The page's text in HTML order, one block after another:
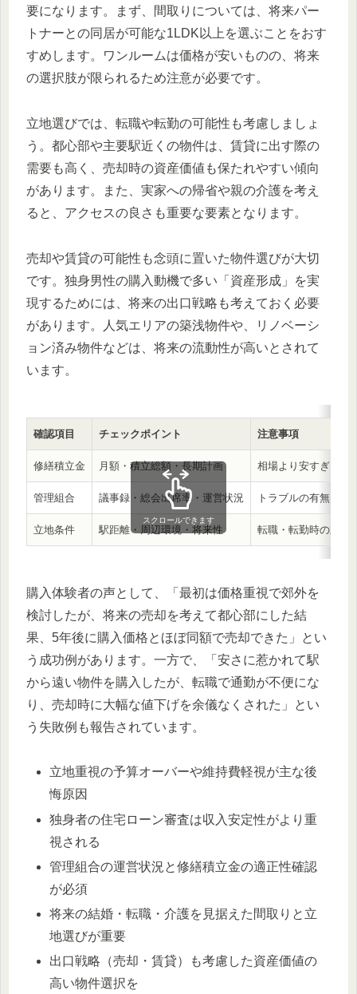
要になります。まず、間取りについては、将来パー
トナーとの同居が可能な1LDK以上を選ぶことをおす
すめします。ワンルームは価格が安いものの、将来
の選択肢が限られるため注意が必要です。
立地選びでは、転職や転勤の可能性も考慮しましょ
う。都心部や主要駅近くの物件は、賃貸に出す際の
需要も高く、売却時の資産価値も保たれやすい傾向
があります。また、実家への帰省や親の介護を考え
ると、アクセスの良さも重要な要素となります。
売却や賃貸の可能性も念頭に置いた物件選びが大切
です。独身男性の購入動機で多い「資産形成」を実
現するためには、将来の出口戦略も考えておく必要
があります。人気エリアの築浅物件や、リノベーシ
ョン済み物件などは、将来の流動性が高いとされて
います。
確認項目 チェックポイント 注意事項
修繕積立金 月額・積立総額・長期計画 相場より安すぎる場
管理組合 議事録・総会出席率・運営状況 トラブルの有無を事
立地条件 駅距離・周辺環境・将来性 転職・転勤時の対応
スクロールできます
購入体験者の声として、「最初は価格重視で郊外を
検討したが、将来の売却を考えて都心部にした結
果、5年後に購入価格とほぼ同額で売却できた」とい
う成功例があります。一方で、「安さに惹かれて駅
から遠い物件を購入したが、転職で通勤が不便にな
り、売却時に大幅な値下げを余儀なくされた」とい
う失敗例も報告されています。
立地重視の予算オーバーや維持費軽視が主な後
悔原因
独身者の住宅ローン審査は収入安定性がより重
視される
管理組合の運営状況と修繕積立金の適正性確認
が必須
将来の結婚・転職・介護を見据えた間取りと立
地選びが重要
出口戦略（売却・賃貸）も考慮した資産価値の
高い物件選択を